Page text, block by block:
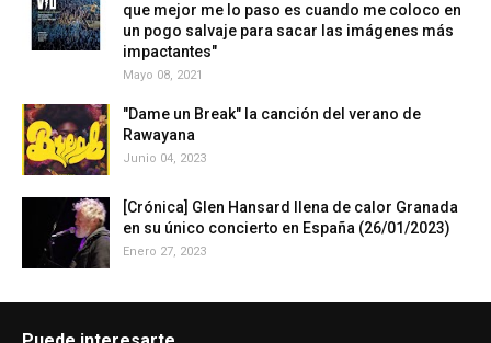
que mejor me lo paso es cuando me coloco en
un pogo salvaje para sacar las imágenes más
impactantes"
Mayo 08, 2021
"Dame un Break" la canción del verano de
Rawayana
Junio 04, 2023
[Crónica] Glen Hansard llena de calor Granada
en su único concierto en España (26/01/2023)
Enero 27, 2023